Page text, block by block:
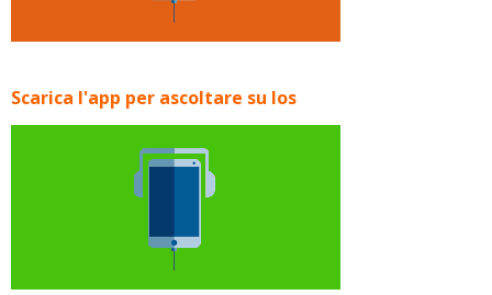
Scarica l'app per ascoltare su Ios